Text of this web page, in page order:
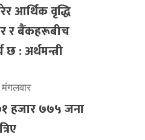
आर्थिक वृद्धि
र बैंकहरूबीच
: अर्थमन्त्री
हजार ७७५ जना